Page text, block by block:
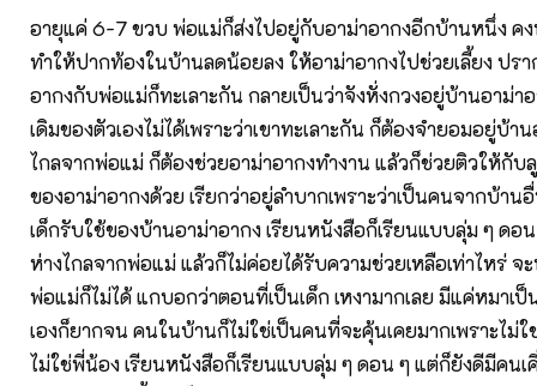
อายุแค่ 6-7 ขวบ พ่อแม่ก็ส่งไปอยู่กับอาม่าอากงอีกบ้านหนึ่ง ค
ทำให้ปากท้องในบ้านลดน้อยลง ให้อาม่าอากงไปช่วยเลี้ยง ปร
อากงกับพ่อแม่ก็ทะเลาะกัน กลายเป็นว่าจังหั่งกวงอยู่บ้านอาม่า
เดิมของตัวเองไม่ได้เพราะว่าเขาทะเลาะกัน ก็ต้องจำยอมอยู่บ้า
ไกลจากพ่อแม่ ก็ต้องช่วยอาม่าอากงทำงาน แล้วก็ช่วยติวให้กับ
ของอาม่าอากงด้วย เรียกว่าอยู่ลำบากเพราะว่าเป็นคนจากบ้า
เด็กรับใช้ของบ้านอาม่าอากง เรียนหนังสือก็เรียนแบบลุ่ม ๆ ดอน
ห่างไกลจากพ่อแม่ แล้วก็ไม่ค่อยได้รับความช่วยเหลือเท่าไหร่
พ่อแม่ก็ไม่ได้ แกบอกว่าตอนที่เป็นเด็ก เหงามากเลย มีแค่หมาเป็
เองก็ยากจน คนในบ้านก็ไม่ใช่เป็นคนที่จะคุ้นเคยมากเพราะไม่
ไม่ใช่พี่น้อง เรียนหนังสือก็เรียนแบบลุ่ม ๆ ดอน ๆ แต่ก็ยังดีมีคนเ